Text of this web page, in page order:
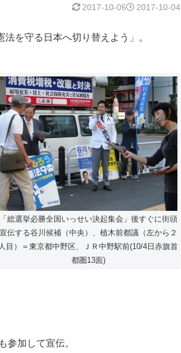
2017-10-04
2017-10-06
を守る日本へ切り替えよう」。
「総選挙必勝全国いっせい決起集会」後すぐに街頭
宣伝する谷川候補（中央）、植木前都議（左から２
人目）＝東京都中野区、ＪＲ中野駅前(10/4日赤旗首
都圏13面)
参加して宣伝。